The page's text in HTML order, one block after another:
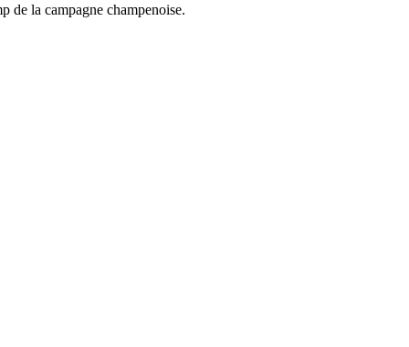
de la campagne champenoise.